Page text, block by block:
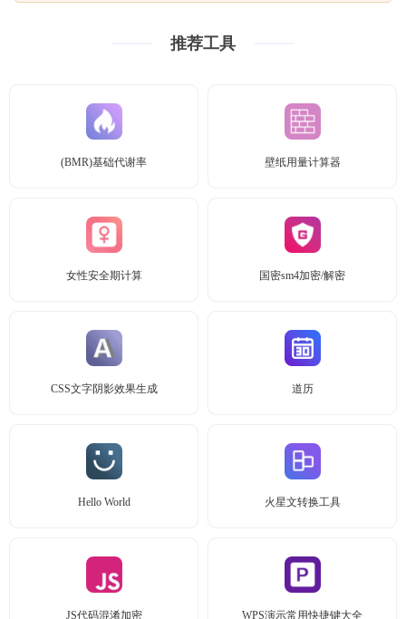
推荐工具
(BMR)基础代谢率 壁纸用量计算器
女性安全期计算 国密sm4加密/解密
CSS文字阴影效果生成 道历
Hello World 火星文转换工具
JS代码混淆加密 WPS演示常用快捷键大全